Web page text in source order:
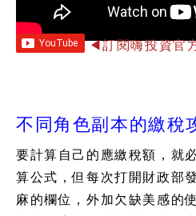
◀訂閱嗨投資官
不同角色副本的繳稅
要計算自己的應繳稅額，就
算公式，但每次打開財政部
麻的欄位，外加欠缺美感的